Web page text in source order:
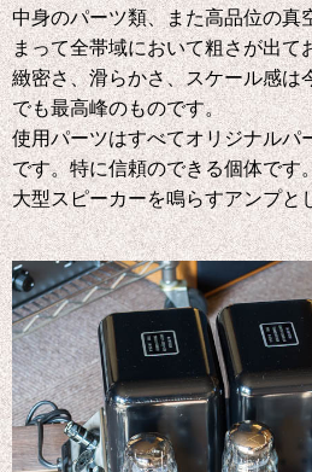
中身のパーツ類、また高品位の真
まって全帯域において粗さが出て
緻密さ、滑らかさ、スケール感は
でも最高峰のものです。
使用パーツはすべてオリジナルパ
です。特に信頼のできる個体です
大型スピーカーを鳴らすアンプと